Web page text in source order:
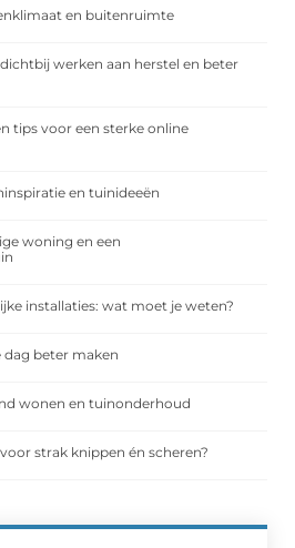
en buitenruimte
werken aan herstel en beter
tips voor een sterke online
en tuinideeën
woning en een
installaties: wat moet je weten?
dag beter maken
wonen en tuinonderhoud
strak knippen én scheren?